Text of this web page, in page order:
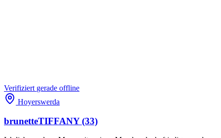
Verifiziert gerade offline
Hoyerswerda
brunetteTIFFANY (33)